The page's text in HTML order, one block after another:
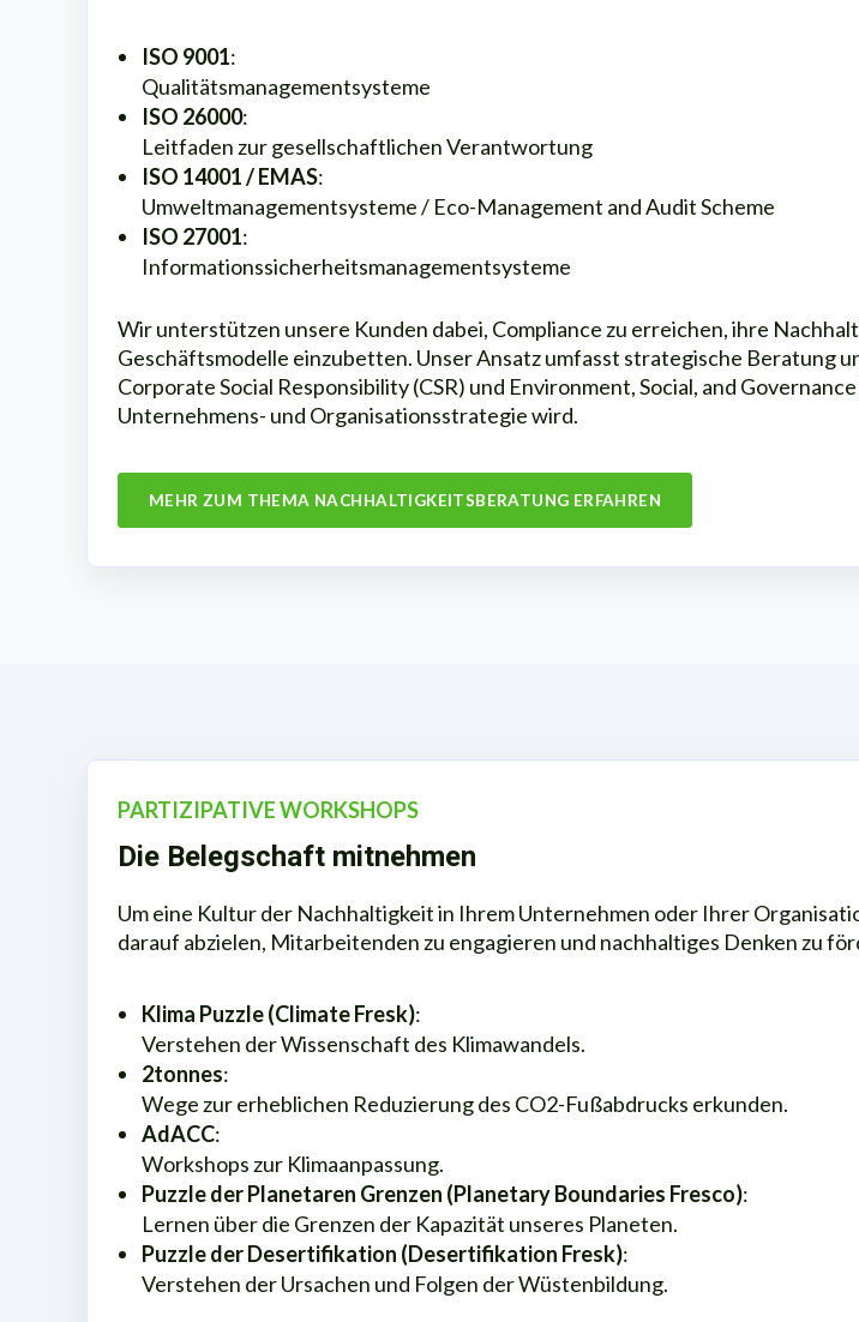
ISO 9001:
Qualitätsmanagementsysteme
ISO 26000:
Leitfaden zur gesellschaftlichen Verantwortung
ISO 14001 / EMAS:
Umweltmanagementsysteme / Eco-Management and Audit Scheme
ISO 27001:
Informationssicherheitsmanagementsysteme
Wir unterstützen unsere Kunden dabei, Compliance zu erreichen, ihre
Geschäftsmodelle einzubetten. Unser Ansatz umfasst strategische
Corporate Social Responsibility (CSR) und Environment, Social, and
Unternehmens- und Organisationsstrategie wird.
MEHR ZUM THEMA NACHHALTIGKEITSBERATUNG ERFAHREN
PARTIZIPATIVE WORKSHOPS
Die Belegschaft mitnehmen
Um eine Kultur der Nachhaltigkeit in Ihrem Unternehmen oder Ihrer
darauf abzielen, Mitarbeitenden zu engagieren und nachhaltiges Denken zu
Klima Puzzle (Climate Fresk):
Verstehen der Wissenschaft des Klimawandels.
2tonnes:
Wege zur erheblichen Reduzierung des CO2-Fußabdrucks erkunden.
AdACC:
Workshops zur Klimaanpassung.
Puzzle der Planetaren Grenzen (Planetary Boundaries Fresco):
Lernen über die Grenzen der Kapazität unseres Planeten.
Puzzle der Desertifikation (Desertifikation Fresk):
Verstehen der Ursachen und Folgen der Wüstenbildung.